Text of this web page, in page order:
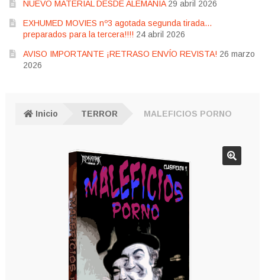
NUEVO MATERIAL DESDE ALEMANIA 29 abril 2026
EXHUMED MOVIES nº3 agotada segunda tirada…
preparados para la tercera!!!! 24 abril 2026
AVISO IMPORTANTE ¡RETRASO ENVÍO REVISTA! 26 marzo
2026
Inicio TERROR MALEFICIOS PORNO